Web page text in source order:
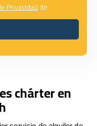
Privacidadde
chárter en